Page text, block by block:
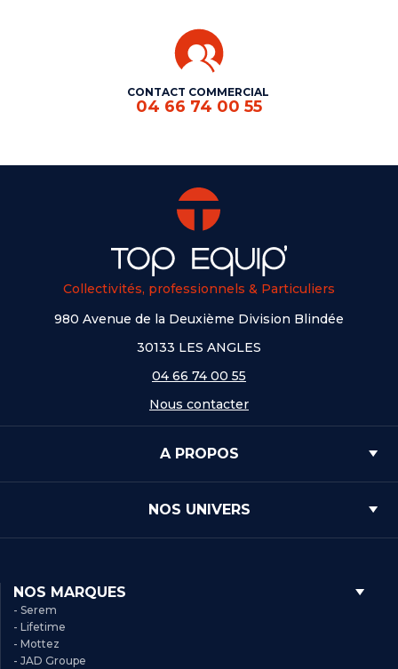
CONTACT COMMERCIAL
04 66 74 00 55
Collectivités, professionnels & Particuliers
980 Avenue de la Deuxième Division Blindée
30133 LES ANGLES
04 66 74 00 55
Nous contacter
A PROPOS
NOS UNIVERS
NOS MARQUES
- Serem
- Lifetime
- Mottez
- JAD Groupe